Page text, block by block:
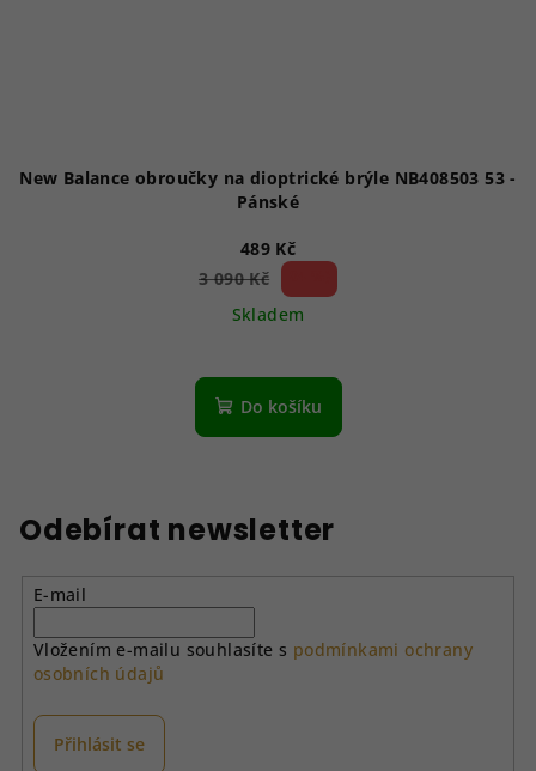
New Balance obroučky na dioptrické brýle NB408503 53 -
Pánské
489 Kč
3 090 Kč
Skladem
Do košíku
Odebírat newsletter
E-mail
Vložením e-mailu souhlasíte s podmínkami ochrany
osobních údajů
Přihlásit se